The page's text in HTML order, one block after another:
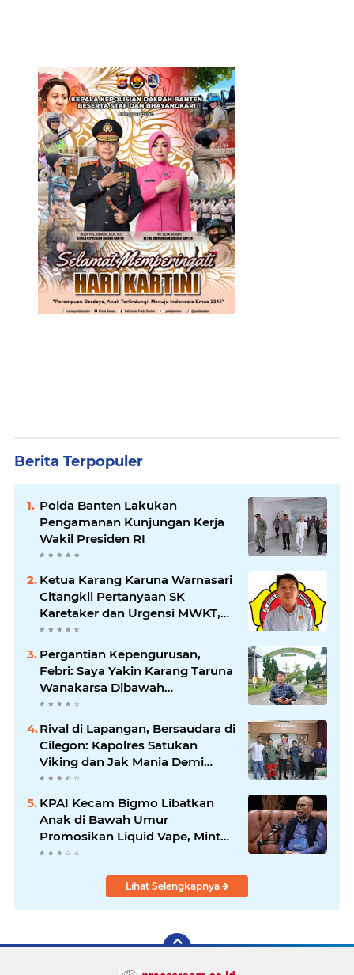
Berita Terpopuler
Polda Banten Lakukan
Pengamanan Kunjungan Kerja
Wakil Presiden RI
Ketua Karang Karuna Warnasari
Citangkil Pertanyaan SK
Karetaker dan Urgensi MWKT,
Saat Suasana Berduka
Pergantian Kepengurusan,
Febri: Saya Yakin Karang Taruna
Wanakarsa Dibawah
Kepemimpinan Bung Entus
Jauh Membawa Manfaat
Rival di Lapangan, Bersaudara di
Cilegon: Kapolres Satukan
Viking dan Jak Mania Demi
Nobar Damai Piala Presiden
KPAI Kecam Bigmo Libatkan
Anak di Bawah Umur
Promosikan Liquid Vape, Minta
Aparat Bertindak Tegas
Lihat Selengkapnya